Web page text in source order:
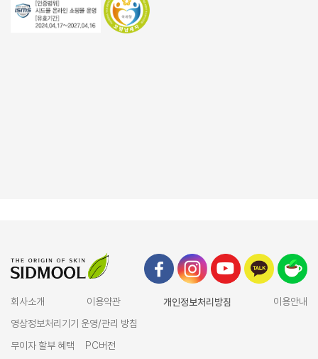
회사소개 이용약관 개인정보처리방침
이용안내
영상정보처리기기 운영/관리 방침
무이자 할부 혜택
PC버전